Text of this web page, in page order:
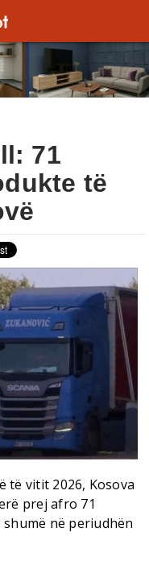
71
të
të vitit 2026, Kosova
prej afro 71
në periudhën